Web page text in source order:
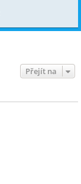
Přejít na